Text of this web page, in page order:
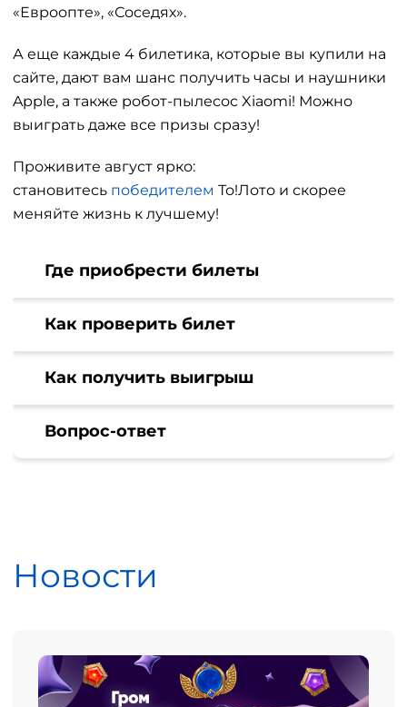
«Евроопте», «Соседях».
А еще каждые 4 билетика, которые вы купили на
сайте, дают вам шанс получить часы и наушники
Apple, а также робот-пылесос Xiaomi! Можно
выиграть даже все призы сразу!
Проживите август ярко:
становитесь победителем То!Лото и скорее
меняйте жизнь к лучшему!
Где приобрести билеты
Как проверить билет
Как получить выигрыш
Вопрос-ответ
Новости